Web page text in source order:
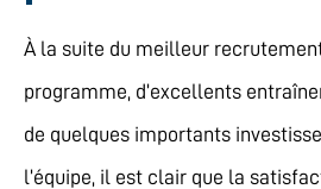
À la suite du meilleur
programme, d’excellents
de quelques importants
l’équipe, il est clair que la